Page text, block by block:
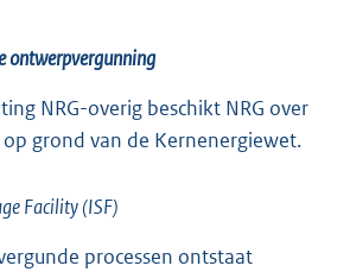
ontwerpvergunning
NRG-overig beschikt NRG over
grond van de Kernenergiewet.
Facility (ISF)
processen ontstaat